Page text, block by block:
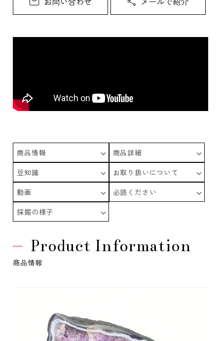
商品情報
商品詳細
豆知識
お取り扱いについて
動画
必読ください
採掘の様子
Product Information
商品情報